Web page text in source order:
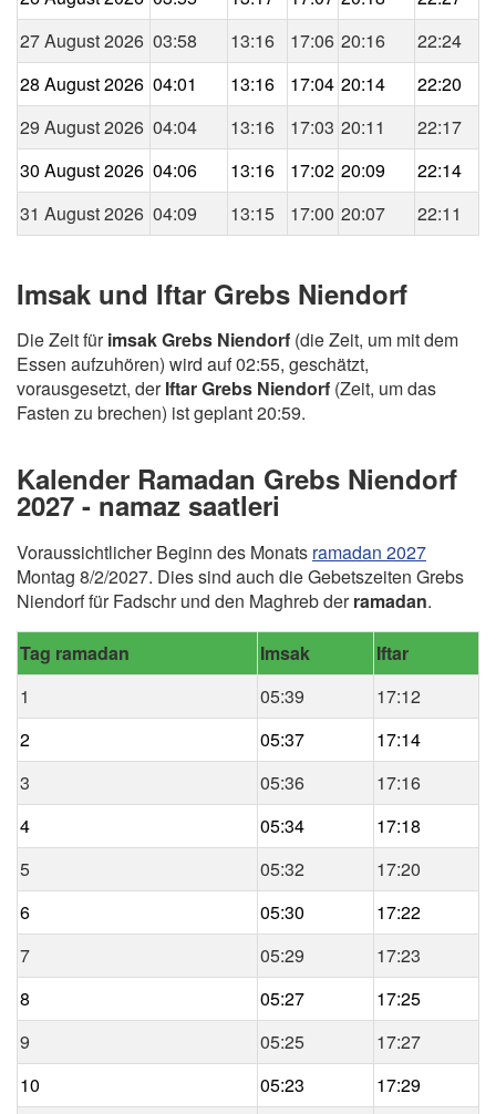
27 August 2026 03:58 13:16 17:06 20:16
22:24
28 August 2026 04:01 13:16 17:04 20:14
22:20
29 August 2026 04:04 13:16 17:03 20:11
22:17
30 August 2026 04:06 13:16 17:02 20:09
22:14
31 August 2026 04:09 13:15 17:00 20:07 22:11
Imsak und Iftar Grebs Niendorf
Die Zeit fürimsak Grebs Niendorf (die Zeit, um mit dem
Essen aufzuhören) wird auf 02:55, geschätzt,
vorausgesetzt, derIftar Grebs Niendorf (Zeit, um das
Fasten zu brechen) ist geplant 20:59.
Kalender Ramadan Grebs Niendorf
2027 - namaz saatleri
Voraussichtlicher Beginn des Monats ramadan 2027
Montag 8/2/2027. Dies sind auch die Gebetszeiten Grebs
Niendorf für Fadschr und den Maghreb derramadan.
Tag ramadan Imsak
Iftar
1
05:39
17:12
2
05:37
17:14
3
05:36
17:16
4
05:34
17:18
5
05:32
17:20
6
05:30
17:22
7
05:29
17:23
8
05:27
17:25
9
05:25
17:27
10
05:23
17:29